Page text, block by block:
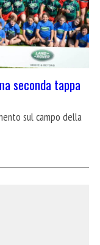
seconda tappa
sul campo della